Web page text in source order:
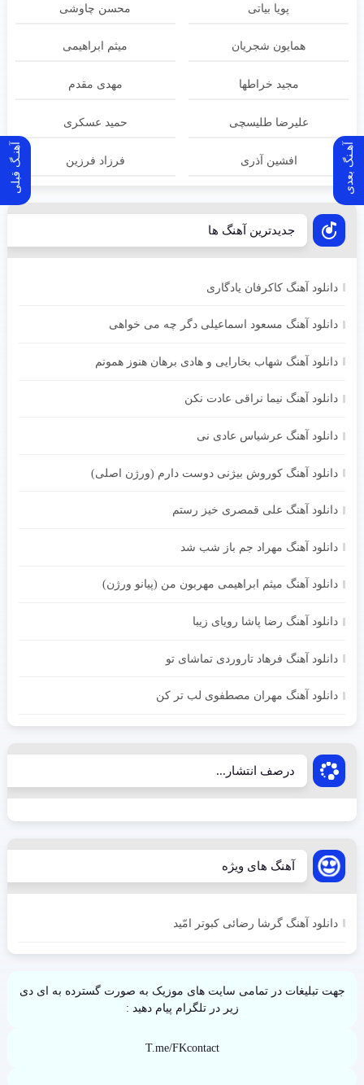
آهنـگ قبلی آهـنگ بعدی
پویا بیاتی محسن چاوشی
همایون شجریان میثم ابراهیمی
مجید خراطها مهدی مقدم
علیرضا طلیسچی حمید عسکری
افشین آذری فرزاد فرزین
جدیدترین آهنگ ها
دانلود آهنگ کاکرفان یادگاری
دانلود آهنگ مسعود اسماعیلی دگر چه می خواهی
دانلود آهنگ شهاب بخارایی و هادی برهان هنوز همونم
دانلود آهنگ نیما نراقی عادت نکن
دانلود آهنگ عرشیاس عادی نی
دانلود آهنگ کوروش بیژنی دوست دارم (ورژن اصلی)
دانلود آهنگ علی قمصری خیز رستم
دانلود آهنگ مهراد جم باز شب شد
دانلود آهنگ میثم ابراهیمی مهربون من (پیانو ورژن)
دانلود آهنگ رضا پاشا رویای زیبا
دانلود آهنگ فرهاد تاروردی تماشای تو
دانلود آهنگ مهران مصطفوی لب تر کن
درصف انتشار...
آهنگ های ویژه
دانلود آهنگ گرشا رضائی کبوتر امّید
جهت تبلیغات در تمامی سایت های موزیک به صورت گسترده به ای دی
زیر در تلگرام پیام دهید :
T.me/FKcontact